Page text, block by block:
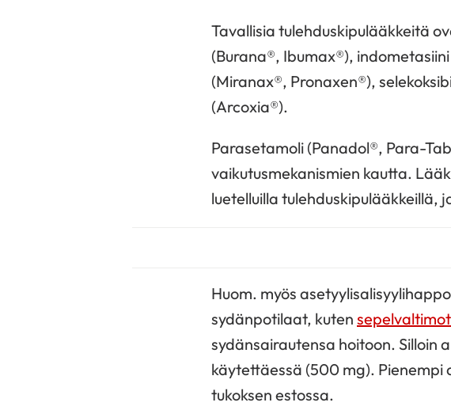
Tavallisia tulehduskipulääkkeitä
(Burana®, Ibumax®),
(Miranax®, Pronaxen®),
(Arcoxia®).
Parasetamoli (Panadol®, Para-
vaikutusmekanismien kautta.
luetelluilla tulehduskipulääkkeillä,
Huom. myös
sydänpotilaat, kuten
sydänsairautensa hoitoon. Silloin
käytettäessä (500 mg). Pienempi
tukoksen estossa.